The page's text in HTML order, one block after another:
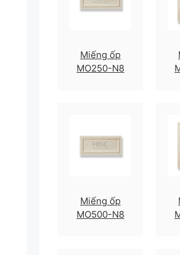
Miếng ốp
MO250-N8
Miếng ốp
MO500-N8